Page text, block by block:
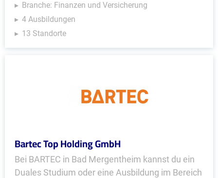
Branche: Finanzen und Versicherung
4 Ausbildungen
13 Standorte
Bartec Top Holding GmbH
Bei BARTEC in Bad Mergentheim kannst du ein
Duales Studium oder eine Ausbildung im Bereich